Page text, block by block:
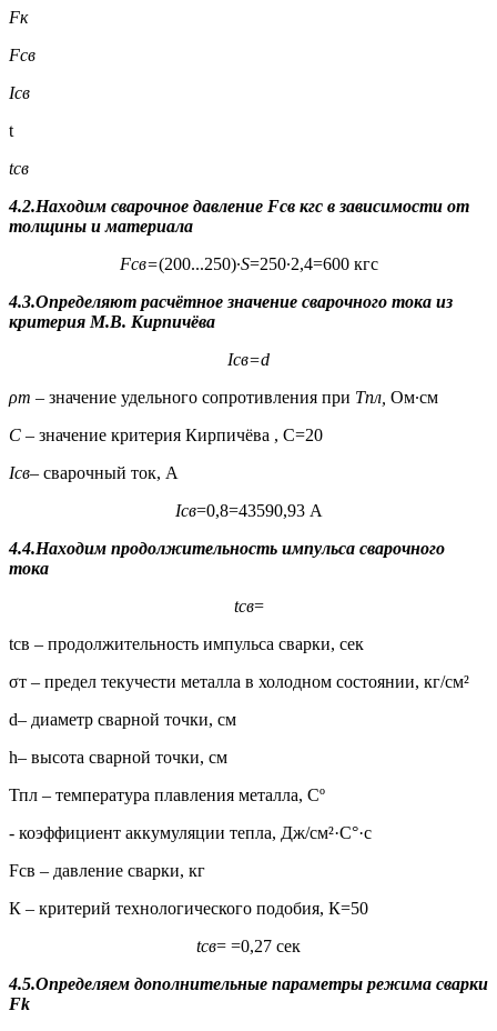
Fк
Fсв
Iсв
t
tсв
4.2.Находим сварочное давление Fсв кгс в зависимости от
толщины и материала
Fсв=(200...250)∙S=250∙2,4=600 кгс
4.3.Определяют расчётное значение сварочного тока из
критерия М.В. Кирпичёва
Iсв=d
ρт – значение удельного сопротивления при Тпл Ом∙см
С – значение критерия Кирпичёва , С=20
Iсв– сварочный ток, А
Iсв=0,8=43590,93 А
4.4.Находим продолжительность импульса сварочного
тока
tсв=
tсв – продолжительность импульса сварки, сек
σт – предел текучести металла в холодном состоянии, кг/см²
d– диаметр сварной точки, см
h– высота сварной точки, см
Тпл – температура плавления металла, Сº
- коэффициент аккумуляции тепла, Дж/см²·С°·с
Fсв – давление сварки, кг
К – критерий технологического подобия, К=50
tсв= =0,27 сек
4.5.Определяем дополнительные параметры режима сварки
Fk